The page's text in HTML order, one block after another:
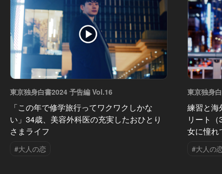
東京独身白書2024 予告編 Vol.16
「この年で修学旅行ってワクワクしかな
い」34歳、美容外科医の充実したおひとり
さまライフ
#大人の恋
東京独身
練習と海
リート
女に憧
#大人の